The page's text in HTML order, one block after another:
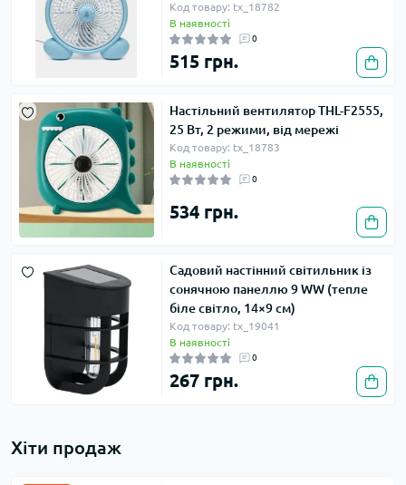
Код товару: tx_18782
В наявності
0
515 грн.
Настільний вентилятор THL-F2555,
25 Вт, 2 режими, від мережі
Код товару: tx_18783
В наявності
0
534 грн.
Садовий настінний світильник із
сонячною панеллю 9 WW (тепле
біле світло, 14×9 см)
Код товару: tx_19041
В наявності
0
267 грн.
Хіти продаж